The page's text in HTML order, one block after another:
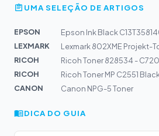
UMA SELEÇÃO DE ARTIGOS
EPSON
Epson Ink Black
LEXMARK
RICOH
Ricoh Toner 828534 -
RICOH
Ricoh Toner MP C2551
CANON
Canon NPG-5 Toner
DICA DO GUIA